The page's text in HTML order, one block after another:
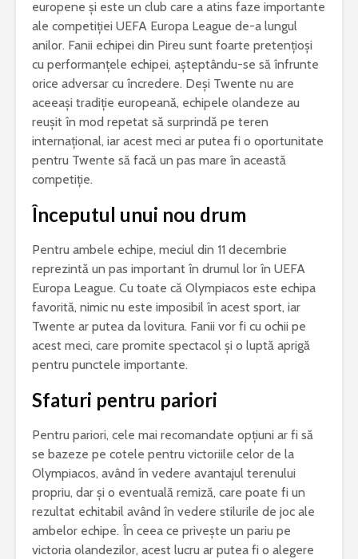
europene și este un club care a atins faze importante
ale competiției UEFA Europa League de-a lungul
anilor. Fanii echipei din Pireu sunt foarte pretențioși
cu performanțele echipei, așteptându-se să înfrunte
orice adversar cu încredere. Deși Twente nu are
aceeași tradiție europeană, echipele olandeze au
reușit în mod repetat să surprindă pe teren
internațional, iar acest meci ar putea fi o oportunitate
pentru Twente să facă un pas mare în această
competiție.
Începutul unui nou drum
Pentru ambele echipe, meciul din 11 decembrie
reprezintă un pas important în drumul lor în UEFA
Europa League. Cu toate că Olympiacos este echipa
favorită, nimic nu este imposibil în acest sport, iar
Twente ar putea da lovitura. Fanii vor fi cu ochii pe
acest meci, care promite spectacol și o luptă aprigă
pentru punctele importante.
Sfaturi pentru pariori
Pentru pariori, cele mai recomandate opțiuni ar fi să
se bazeze pe cotele pentru victoriile celor de la
Olympiacos, având în vedere avantajul terenului
propriu, dar și o eventuală remiză, care poate fi un
rezultat echitabil având în vedere stilurile de joc ale
ambelor echipe. În ceea ce privește un pariu pe
victoria olandezilor, acest lucru ar putea fi o alegere